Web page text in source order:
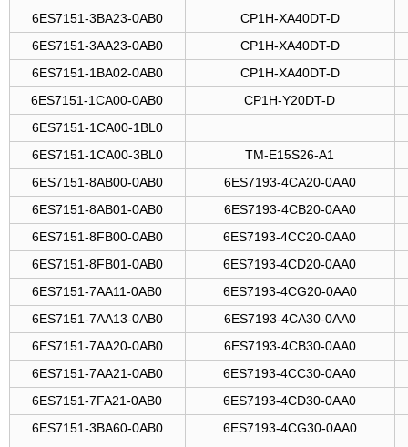
6ES7151-3BA23-0AB0
CP1H-XA40DT-D
6ES7151-3AA23-0AB0
CP1H-XA40DT-D
6ES7151-1BA02-0AB0
CP1H-XA40DT-D
6ES7151-1CA00-0AB0
CP1H-Y20DT-D
6ES7151-1CA00-1BL0
6ES7151-1CA00-3BL0
TM-E15S26-A1
6ES7151-8AB00-0AB0
6ES7193-4CA20-0AA0
6ES7151-8AB01-0AB0
6ES7193-4CB20-0AA0
6ES7151-8FB00-0AB0
6ES7193-4CC20-0AA0
6ES7151-8FB01-0AB0
6ES7193-4CD20-0AA0
6ES7151-7AA11-0AB0
6ES7193-4CG20-0AA0
6ES7151-7AA13-0AB0
6ES7193-4CA30-0AA0
6ES7151-7AA20-0AB0
6ES7193-4CB30-0AA0
6ES7151-7AA21-0AB0
6ES7193-4CC30-0AA0
6ES7151-7FA21-0AB0
6ES7193-4CD30-0AA0
6ES7151-3BA60-0AB0
6ES7193-4CG30-0AA0